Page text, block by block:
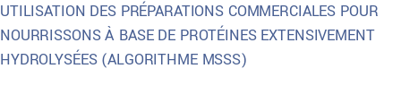
UTILISATION DES PRÉPARATIONS COMMERCIALES POUR
NOURRISSONS À BASE DE PROTÉINES EXTENSIVEMENT
HYDROLYSÉES (ALGORITHME MSSS)